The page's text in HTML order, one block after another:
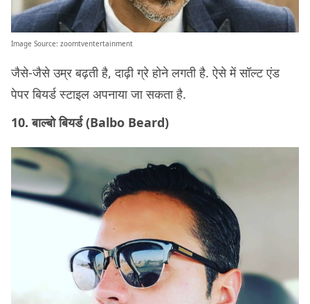
Image Source: zoomtventertainment
जैसे-जैसे उम्र बढ़ती है, दाढ़ी ग्रे होने लगती है. ऐसे में सॉल्ट एंड
पेपर बियर्ड स्टाइल अपनाया जा सकता है.
10. बाल्बो बियर्ड (Balbo Beard)